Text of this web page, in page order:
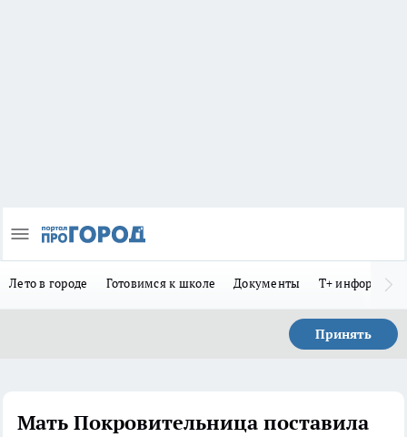
Лето в городе Готовимся к школе Документы Т+
Принять
Мать Покровительница поставила